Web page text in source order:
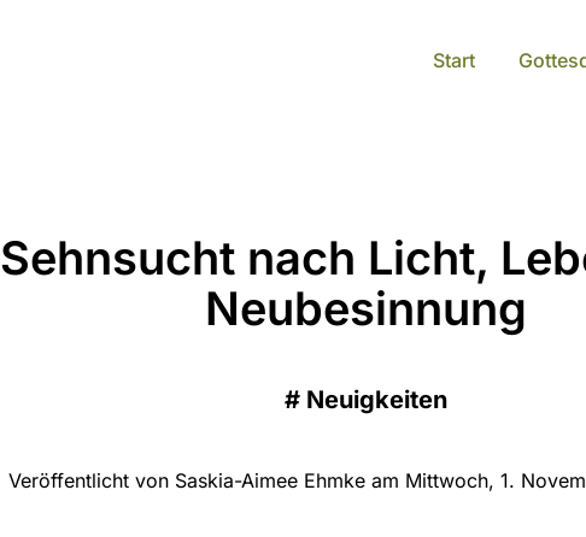
Start
Sehnsucht nach Licht,
Neubesinnung
# Neuigkeiten
Veröffentlicht von Saskia-Aimee Ehmke am Mittwoch, 1.